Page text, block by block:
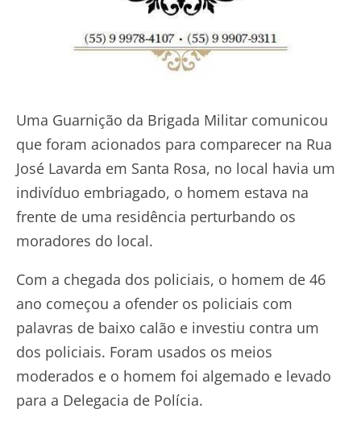
Uma Guarnição da Brigada Militar comunicou
que foram acionados para comparecer na Rua
José Lavarda em Santa Rosa, no local havia um
indivíduo embriagado, o homem estava na
frente de uma residência perturbando os
moradores do local.
Com a chegada dos policiais, o homem de 46
ano começou a ofender os policiais com
palavras de baixo calão e investiu contra um
dos policiais. Foram usados os meios
moderados e o homem foi algemado e levado
para a Delegacia de Polícia.